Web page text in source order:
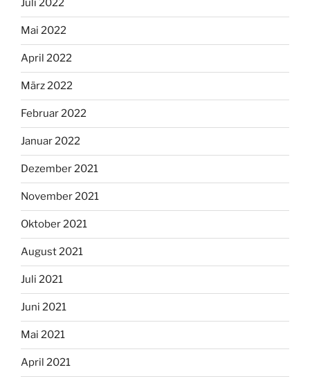
Juli 2022
Mai 2022
April 2022
März 2022
Februar 2022
Januar 2022
Dezember 2021
November 2021
Oktober 2021
August 2021
Juli 2021
Juni 2021
Mai 2021
April 2021